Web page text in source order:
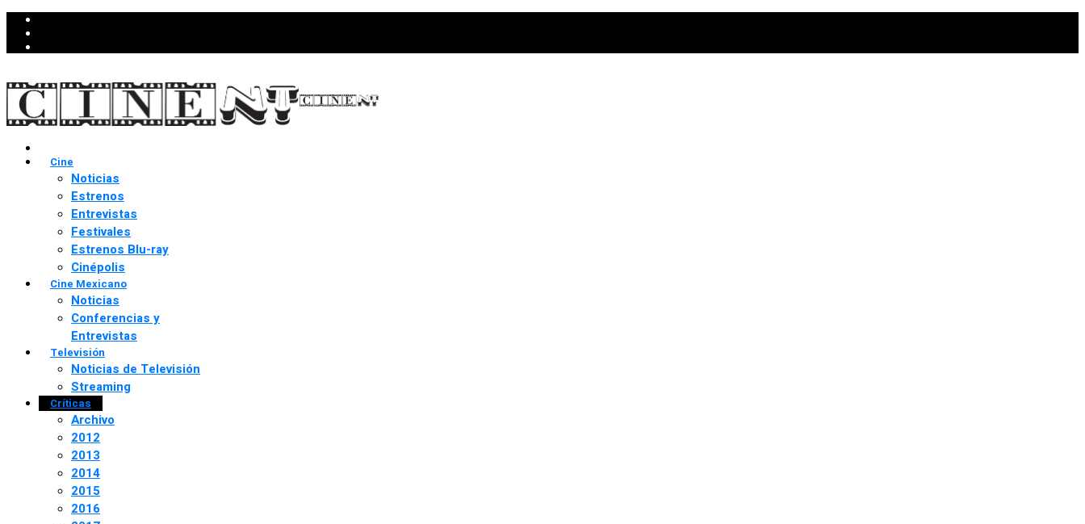
Cine
Noticias
Estrenos
Entrevistas
Festivales
Estrenos Blu-ray
Cinépolis
Cine Mexicano
Noticias
Conferencias y
Entrevistas
Televisión
Noticias de Televisión
Streaming
Críticas
Archivo
2012
2013
2014
2015
2016